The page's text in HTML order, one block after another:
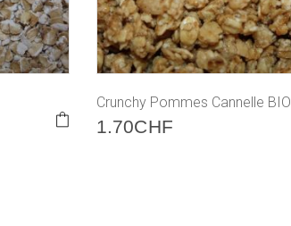
Crunchy Pommes Cannelle BIO
1.70CHF